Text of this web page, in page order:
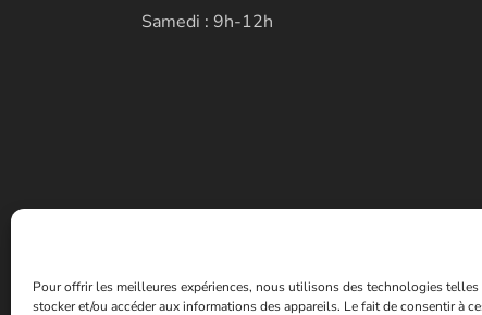
Pour offrir les meilleures expériences, nous utilisons des technologies
stocker et/ou accéder aux informations des appareils. Le fait de consentir à
Samedi : 9h-12h